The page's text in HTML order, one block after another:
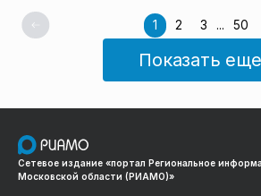
1 2 3 ... 50
Показать еще
Сетевое издание «портал Региональное
Московской области (РИАМО)»